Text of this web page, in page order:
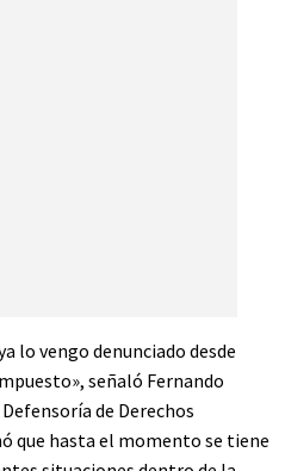
lo vengo denunciado desde
señaló Fernando
de Derechos
que hasta el momento se tiene